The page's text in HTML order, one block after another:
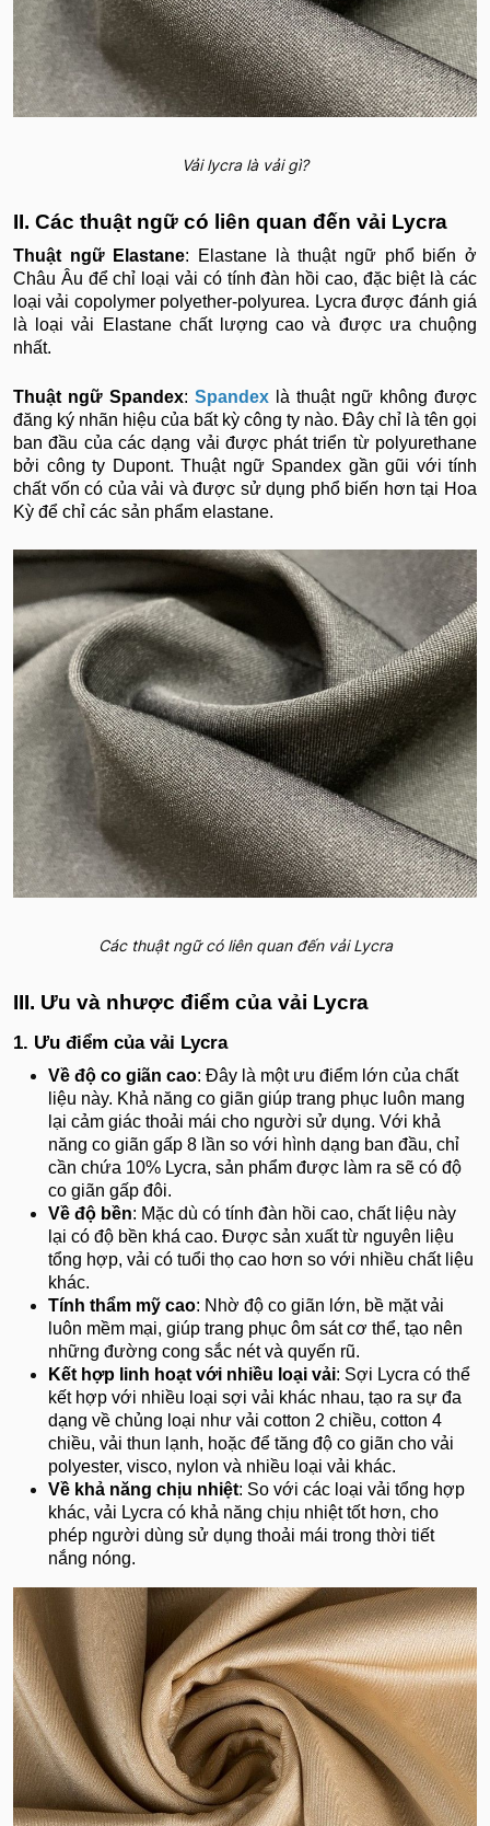
Vải lycra là vải gì?
II. Các thuật ngữ có liên quan đến vải Lycra
Thuật ngữ Elastane: Elastane là thuật ngữ phổ biến ở
Châu Âu để chỉ loại vải có tính đàn hồi cao, đặc biệt là các
loại vải copolymer polyether-polyurea. Lycra được đánh giá
là loại vải Elastane chất lượng cao và được ưa chuộng
nhất.
Thuật ngữ Spandex: Spandex là thuật ngữ không được
đăng ký nhãn hiệu của bất kỳ công ty nào. Đây chỉ là tên gọi
ban đầu của các dạng vải được phát triển từ polyurethane
bởi công ty Dupont. Thuật ngữ Spandex gần gũi với tính
chất vốn có của vải và được sử dụng phổ biến hơn tại Hoa
Kỳ để chỉ các sản phẩm elastane.
Các thuật ngữ có liên quan đến vải Lycra
III. Ưu và nhược điểm của vải Lycra
1. Ưu điểm của vải Lycra
Về độ co giãn cao: Đây là một ưu điểm lớn của chất
liệu này. Khả năng co giãn giúp trang phục luôn mang
lại cảm giác thoải mái cho người sử dụng. Với khả
năng co giãn gấp 8 lần so với hình dạng ban đầu, chỉ
cần chứa 10% Lycra, sản phẩm được làm ra sẽ có độ
co giãn gấp đôi.
Về độ bền: Mặc dù có tính đàn hồi cao, chất liệu này
lại có độ bền khá cao. Được sản xuất từ nguyên liệu
tổng hợp, vải có tuổi thọ cao hơn so với nhiều chất liệu
khác.
Tính thẩm mỹ cao: Nhờ độ co giãn lớn, bề mặt vải
luôn mềm mại, giúp trang phục ôm sát cơ thể, tạo nên
những đường cong sắc nét và quyến rũ.
Kết hợp linh hoạt với nhiều loại vải: Sợi Lycra có thể
kết hợp với nhiều loại sợi vải khác nhau, tạo ra sự đa
dạng về chủng loại như vải cotton 2 chiều, cotton 4
chiều, vải thun lạnh, hoặc để tăng độ co giãn cho vải
polyester, visco, nylon và nhiều loại vải khác.
Về khả năng chịu nhiệt: So với các loại vải tổng hợp
khác, vải Lycra có khả năng chịu nhiệt tốt hơn, cho
phép người dùng sử dụng thoải mái trong thời tiết
nắng nóng.